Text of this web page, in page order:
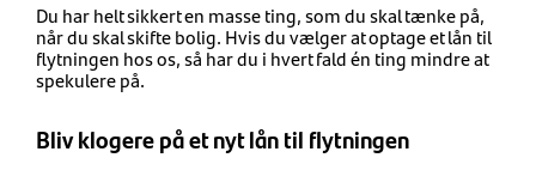
Du har helt sikkert en masse ting, som du skal tænke på,
når du skal skifte bolig. Hvis du vælger at optage et lån til
flytningen hos os, så har du i hvert fald én ting mindre at
spekulere på.
Bliv klogere på et nyt lån til flytningen